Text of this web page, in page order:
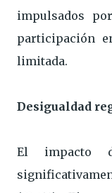
impulsados
participación
limitada.
Desigualdad
El impacto